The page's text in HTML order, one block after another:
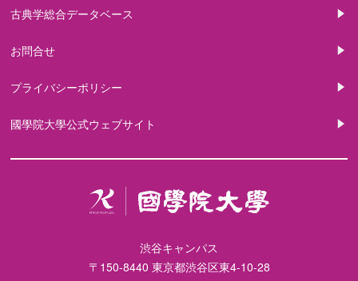
古典学総合データベース
お問合せ
プライバシーポリシー
國學院大學公式ウェブサイト
渋谷キャンパス
〒150-8440 東京都渋谷区東4-10-28